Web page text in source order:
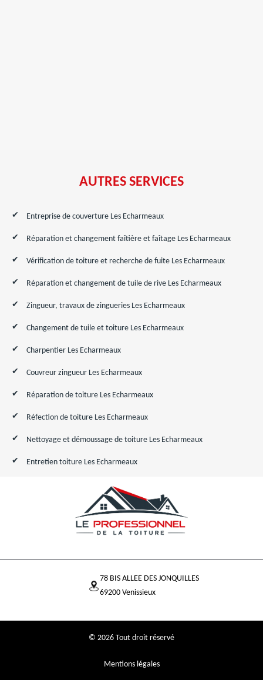
AUTRES SERVICES
Entreprise de couverture Les Echarmeaux
Réparation et changement faîtière et faîtage Les Echarmeaux
Vérification de toiture et recherche de fuite Les Echarmeaux
Réparation et changement de tuile de rive Les Echarmeaux
Zingueur, travaux de zingueries Les Echarmeaux
Changement de tuile et toiture Les Echarmeaux
Charpentier Les Echarmeaux
Couvreur zingueur Les Echarmeaux
Réparation de toiture Les Echarmeaux
Réfection de toiture Les Echarmeaux
Nettoyage et démoussage de toiture Les Echarmeaux
Entretien toiture Les Echarmeaux
78 BIS ALLEE DES JONQUILLES
69200 Venissieux
© 2026 Tout droit réservé
Mentions légales